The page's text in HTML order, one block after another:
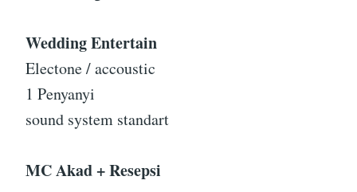
Wedding Entertain
Electone / accoustic
1 Penyanyi
sound system standart
MC Akad + Resepsi